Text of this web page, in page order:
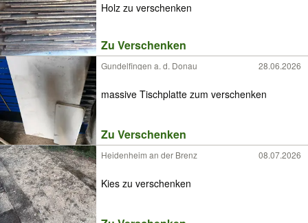
Holz zu verschenken
Zu Verschenken
Gundelfingen a. d. Donau 28.06.2026
massive Tischplatte zum verschenken
Zu Verschenken
Heidenheim an der Brenz 08.07.2026
Kies zu verschenken